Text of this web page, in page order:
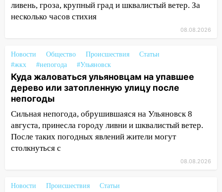
16:17 Мелекесский район первым в
Ульяновской области намолотил более
15:17
В колледжи и техникумы
Ульяновской области подали более 10
тысяч заявлений
15:04 Фоторепортаж с улиц Ульяновска
после шторма: поваленные деревья и
затопленные улицы
14:28 Ураган вырвал остановку на улице
Деева в Заволжье
дождавшись коммунальщиков
ливень, гроза, крупный град и шквалистый ветер. За
несколько часов стихия
08.08.2026
Новости Общество Происшествия
Статьи
#жкх
#непогода #Ульяновск
Куда жаловаться ульяновцам на упавшее
дерево или затопленную улицу после
непогоды
Сильная непогода, обрушившаяся на Ульяновск 8
августа, принесла городу ливни и шквалистый ветер.
После таких погодных явлений жители могут
столкнуться с
08.08.2026
Новости Происшествия
Статьи